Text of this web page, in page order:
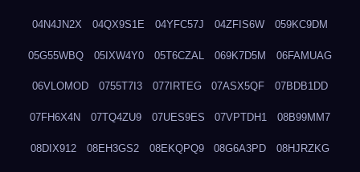
04N4JN2X 04QX9S1E 04YFC57J 04ZFIS6W 059KC9DM
05G55WBQ 05IXW4Y0 05T6CZAL 069K7D5M 06FAMUAG
06VLOMOD 0755T7I3 077IRTEG 07ASX5QF 07BDB1DD
07FH6X4N 07TQ4ZU9 07UES9ES 07VPTDH1 08B99MM7
08DIX912 08EH3GS2 08EKQPQ9 08G6A3PD 08HJRZKG